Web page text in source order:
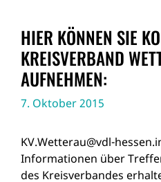
HIER KÖNNEN SIE
KREISVERBAND
AUFNEHMEN:
7. Oktober 2015
KV.Wetterau@vdl-
Informationen über
des Kreisverbandes